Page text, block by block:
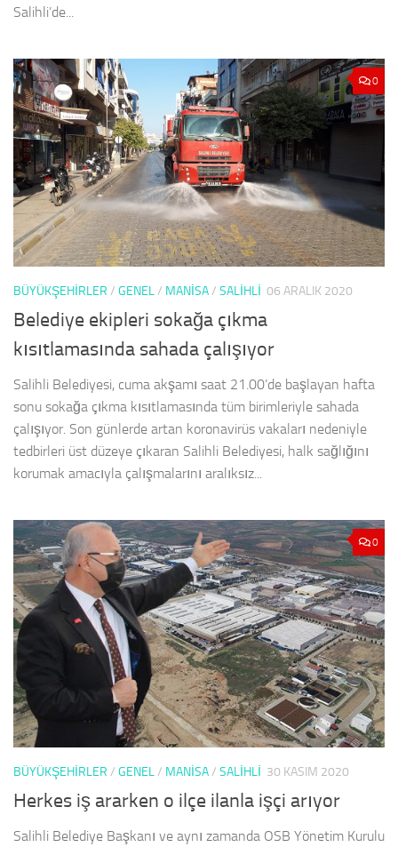
Salihli’de...
0
BÜYÜKŞEHİRLER / GENEL/ MANISA/ SALIHLI 06 ARALIK 2020
Belediye ekipleri sokağa çıkma
kısıtlamasında sahada çalışıyor
Salihli Belediyesi, cuma akşamı saat 21.00’de başlayan hafta
sonu sokağa çıkma kısıtlamasında tüm birimleriyle sahada
çalışıyor. Son günlerde artan koronavirüs vakaları nedeniyle
tedbirleri üst düzeye çıkaran Salihli Belediyesi, halk sağlığını
korumak amacıyla çalışmalarını aralıksız...
0
BÜYÜKŞEHİRLER / GENEL/ MANISA/ SALIHLI 30 KASIM 2020
Herkes iş ararken o ilçe ilanla işçi arıyor
Salihli Belediye Başkanı ve aynı zamanda OSB Yönetim Kurulu